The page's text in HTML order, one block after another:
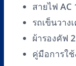
สายไฟ AC
รถเข็นวาง
ผ้ารองคัฟ
คู่มือการใ